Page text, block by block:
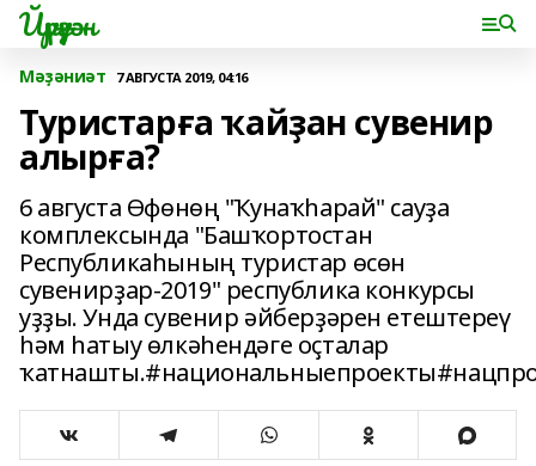
Йүрүҙән
Мәҙәниәт 7 АВГУСТА 2019, 04:16
Туристарға ҡайҙан сувенир
алырға?
6 августа Өфөнөң "Ҡунаҡһарай" сауҙа
комплексында "Башҡортостан
Республикаһының туристар өсөн
сувенирҙар-2019" республика конкурсы
уҙҙы. Унда сувенир әйберҙәрен етештереү
һәм һатыу өлкәһендәге оҫталар